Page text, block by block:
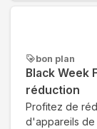
bon plan
Black Week
réduction
Profitez de
d'appareils de